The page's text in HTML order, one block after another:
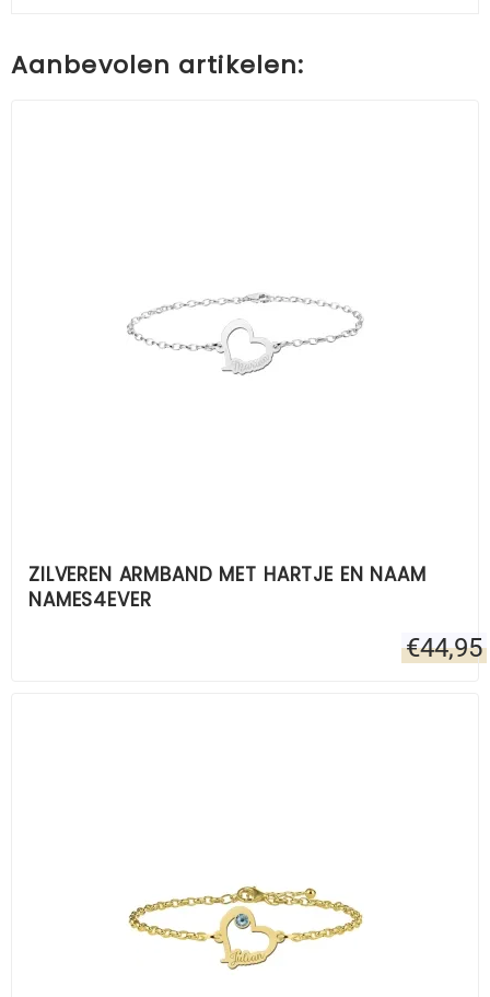
Aanbevolen artikelen:
ZILVEREN ARMBAND MET HARTJE EN NAAM
NAMES4EVER
€44,95